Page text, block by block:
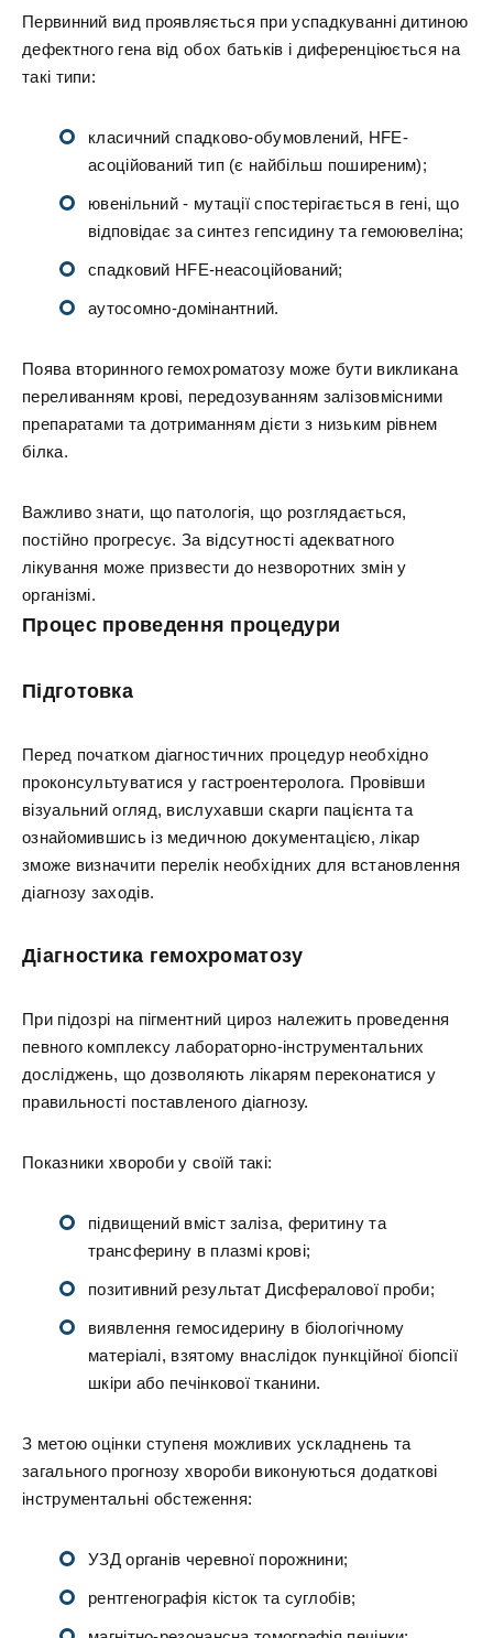
Первинний вид проявляється при успадкуванні дитиною
дефектного гена від обох батьків і диференціюється на
такі типи:
класичний спадково-обумовлений, HFE-
асоційований тип (є найбільш поширеним);
ювенільний - мутації спостерігається в гені, що
відповідає за синтез гепсидину та гемоювеліна;
спадковий HFE-неасоційований;
аутосомно-домінантний.
Поява вторинного гемохроматозу може бути викликана
переливанням крові, передозуванням залізовмісними
препаратами та дотриманням дієти з низьким рівнем
білка.
Важливо знати, що патологія, що розглядається,
постійно прогресує. За відсутності адекватного
лікування може призвести до незворотних змін у
організмі.
Процес проведення процедури
Підготовка
Перед початком діагностичних процедур необхідно
проконсультуватися у гастроентеролога. Провівши
візуальний огляд, вислухавши скарги пацієнта та
ознайомившись із медичною документацією, лікар
зможе визначити перелік необхідних для встановлення
діагнозу заходів.
Діагностика гемохроматозу
При підозрі на пігментний цироз належить проведення
певного комплексу лабораторно-інструментальних
досліджень, що дозволяють лікарям переконатися у
правильності поставленого діагнозу.
Показники хвороби у своїй такі:
підвищений вміст заліза, феритину та
трансферину в плазмі крові;
позитивний результат Дисфералової проби;
виявлення гемосидерину в біологічному
матеріалі, взятому внаслідок пункційної біопсії
шкіри або печінкової тканини.
З метою оцінки ступеня можливих ускладнень та
загального прогнозу хвороби виконуються додаткові
інструментальні обстеження:
УЗД органів черевної порожнини;
рентгенографія кісток та суглобів;